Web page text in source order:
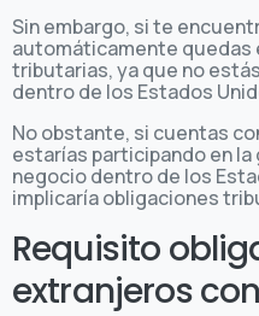
Sin embargo, si te
automáticamente quedas
tributarias, ya que no
dentro de los Estados
No obstante, si cuentas
estarías participando en
negocio dentro de los
implicaría obligaciones
Requisito
extranjeros con